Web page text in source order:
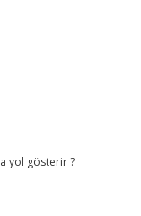
yol gösterir ?